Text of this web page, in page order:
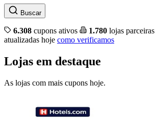
Buscar
6.308 cupons ativos 1.780 lojas parceiras
atualizadas hoje como verificamos
Lojas em destaque
As lojas com mais cupons hoje.